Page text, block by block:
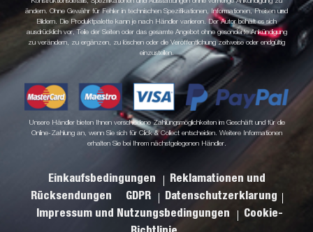
ändern. Ohne Gewähr für Fehler in technischen Spezifikationen, Informationen, Preisen und
Bildern. Die Produktpalette kann je nach Händler variieren. Der Autor behält es sich
ausdrücklich vor, Teile der Seiten oder das gesamte Angebot ohne gesonderte Ankündigung
zu verändern, zu ergänzen, zu löschen oder die Veröffentlichung zeitweise oder endgültig
einzustellen.
Unsere Händler bieten Ihnen verschiedene Zahlungsmöglichkeiten im Geschäft und für die
Online-Zahlung an, wenn Sie sich für Click & Collect entscheiden. Weitere Informationen
erhalten Sie bei Ihrem nächstgelegenen Händler.
Einkaufsbedingungen
Reklamationen und
Rücksendungen
GDPR
Datenschutzerklarung
Impressum und Nutzungsbedingungen
Cookie-